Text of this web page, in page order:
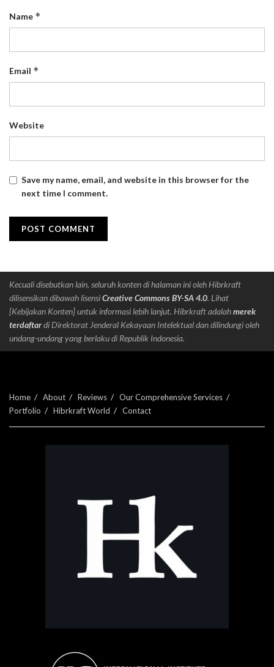
Name *
Email *
Website
Save my name, email, and website in this browser for the
next time I comment.
Kecuali disebutkan lain, seluruh konten di halaman ini oleh Hibrkraft
dilisensikan dibawah lisensiCreative Commons BY-SA 4.0. Lihat
[Kebijakan Konten] untuk informasi lebih lanjut. Hibrkraft adalahmerek
terdaftardi Direktorat Jenderal Kekayaan Intelektual dan dilindungi oleh
undang-undang yang berlaku di Republik Indonesia.
Home About Reviews
Our Comprehensive Services
Portfolio
Hibrkraft World Contact